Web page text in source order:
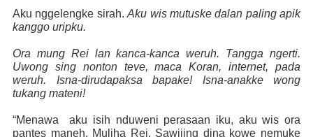
Aku nggelengke sirah.Aku wis mutuske dalan paling apik
kanggo uripku.
Ora mung Rei lan kanca-kanca weruh. Tangga ngerti.
Uwong sing nonton teve, maca Koran, internet, pada
weruh. Isna-dirudapaksa bapake! Isna-anakke wong
tukang mateni!
“Menawa
aku isih nduweni perasaan iku, aku wis ora
pantes maneh. Muliha Rei. Sawijing dina kowe nemuke